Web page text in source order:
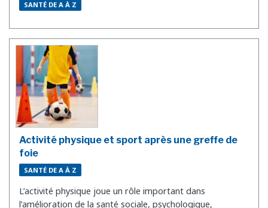
SANTÉ DE A À Z
Activité physique et sport après une greffe de
foie
SANTÉ DE A À Z
L’activité physique joue un rôle important dans
l’amélioration de la santé sociale, psychologique,